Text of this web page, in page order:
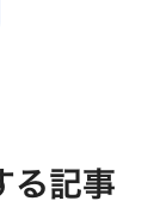
る記事